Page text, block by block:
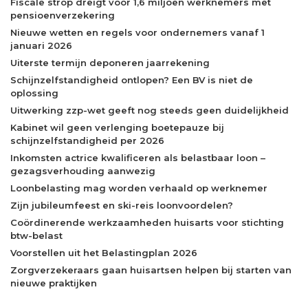
pensioenverzekering
Nieuwe wetten en regels voor ondernemers vanaf 1
januari 2026
Uiterste termijn deponeren jaarrekening
Schijnzelfstandigheid ontlopen? Een BV is niet de
oplossing
Uitwerking zzp-wet geeft nog steeds geen duidelijkheid
Kabinet wil geen verlenging boetepauze bij
schijnzelfstandigheid per 2026
Inkomsten actrice kwalificeren als belastbaar loon –
gezagsverhouding aanwezig
Loonbelasting mag worden verhaald op werknemer
Zijn jubileumfeest en ski-reis loonvoordelen?
Coördinerende werkzaamheden huisarts voor stichting
btw-belast
Voorstellen uit het Belastingplan 2026
Zorgverzekeraars gaan huisartsen helpen bij starten van
nieuwe praktijken